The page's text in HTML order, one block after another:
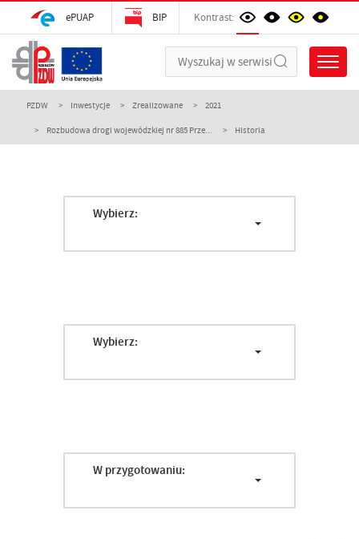
ePUAP BIP Kontrast:
PZDW Inwestycje Zrealizowane 2021
Rozbudowa drogi wojewódzkiej nr 885 Prze... Historia
Wybierz:
Wybierz:
W przygotowaniu: